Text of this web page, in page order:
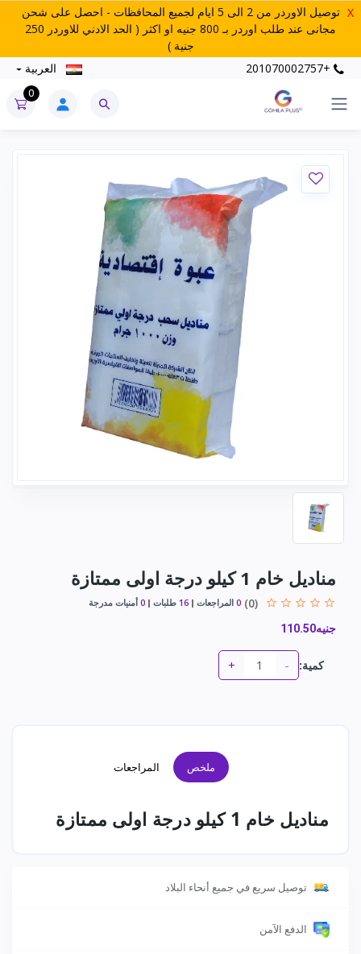
توصيل الاوردر من 2 الى 5 ايام لجميع المحافظات - احصل على شحن
مجانى عند طلب اوردر بـ 800 جنيه او اكثر ( الحد الادني للاوردر 250
جنية )
X
+201070002757 العربية
0
مناديل خام 1 كيلو درجة اولى ممتازة
(0)
0 المراجعات 16 طلبات 0 أمنيات مدرجة
جنيه110.50
كمية: -
+
ملخص المراجعات
مناديل خام 1 كيلو درجة اولى ممتازة
توصيل سريع في جميع أنحاء البلاد
الدفع الآمن